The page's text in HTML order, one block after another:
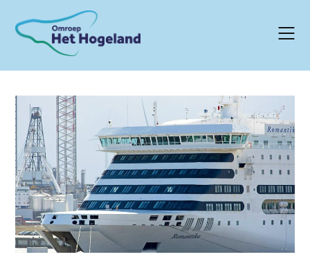
content